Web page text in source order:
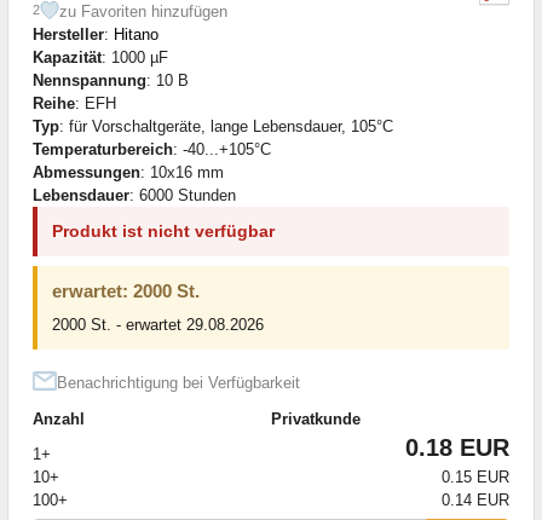
2
zu Favoriten hinzufügen
Hersteller: Hitano
Kapazität: 1000 µF
Nennspannung: 10 В
Reihe: EFH
Typ: für Vorschaltgeräte, lange Lebensdauer, 105°C
Temperaturbereich: -40...+105°C
Abmessungen: 10x16 mm
Lebensdauer: 6000 Stunden
Produkt ist nicht verfügbar
erwartet: 2000 St.
2000 St. - erwartet 29.08.2026
Benachrichtigung bei Verfügbarkeit
Anzahl
Privatkunde
1+
0.18 EUR
10+
0.15 EUR
100+
0.14 EUR